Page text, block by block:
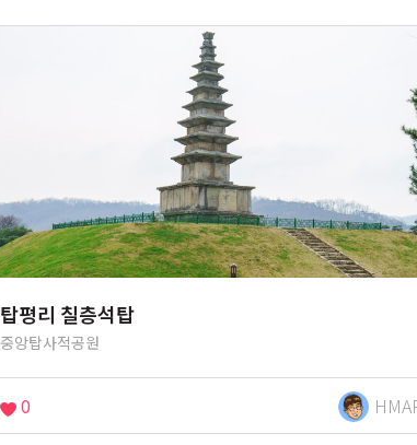
탑평리 칠층석탑
중앙탑사적공원
0